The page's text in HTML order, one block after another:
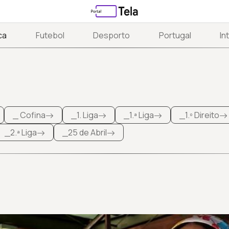
Futebol Desporto Portugal
_ Cofina _1. Liga _1.ª Liga
_1.º Direito
_2.ª Liga
_25 de Abril